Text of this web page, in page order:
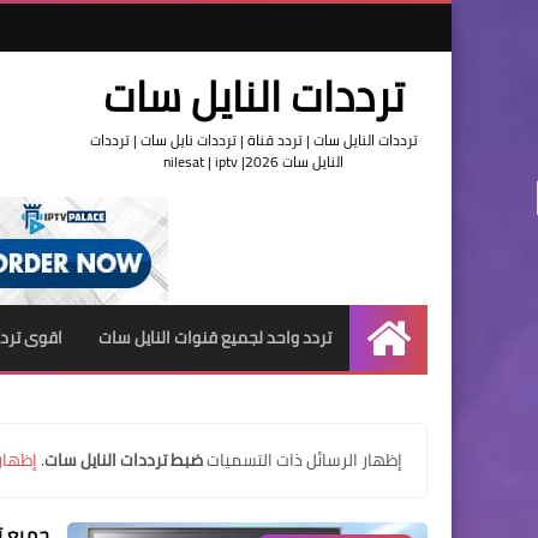
ترددات النايل سات
ترددات النايل سات | تردد قناة | ترددات نايل سات | ترددات
النايل سات 2026| nilesat | iptv
الرئيسية
تردد واحد لجميع قنوات النايل سات اقوى
‏إظهار الرسائل ذات التسمياتضبط ترددات النايل سات.